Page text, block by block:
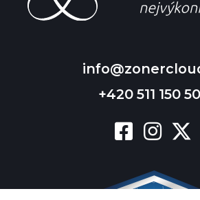
+420 511 150